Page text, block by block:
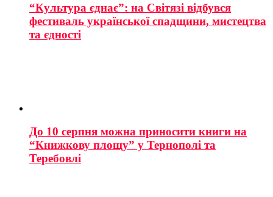
“Культура єднає”: на Світязі відбувся
фестиваль української спадщини, мистецтва
та єдності
До 10 серпня можна приносити книги на
“Книжкову площу” у Тернополі та
Теребовлі